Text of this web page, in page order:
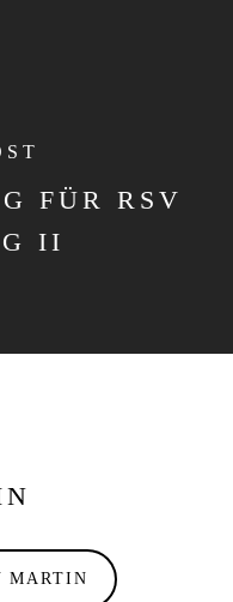
FÜR RSV
II
MARTIN